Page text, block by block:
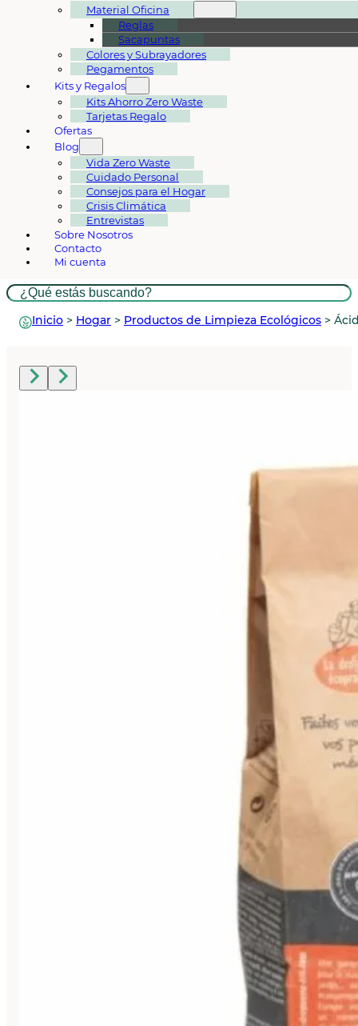
Material Oficina
Reglas
Sacapuntas
Colores y Subrayadores
Pegamentos
Kits y Regalos
Kits Ahorro Zero Waste
Tarjetas Regalo
Ofertas
Blog
Vida Zero Waste
Cuidado Personal
Consejos para el Hogar
Crisis Climática
Entrevistas
Sobre Nosotros
Contacto
Mi cuenta
Buscar
Inicio > Hogar > Productos de Limpieza Ecológicos >